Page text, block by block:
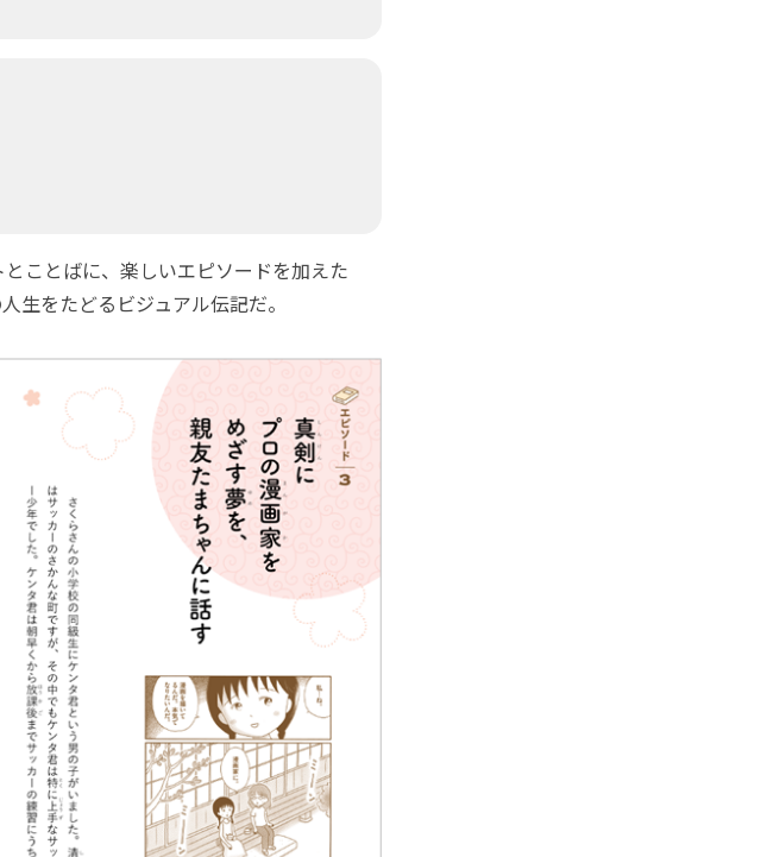
ことばに、楽しいエピソードを加えた
生をたどるビジュアル伝記だ。